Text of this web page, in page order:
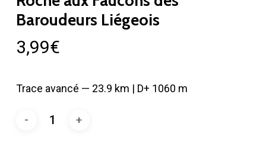
Baroudeurs Liégeois
3,99€
Trace avancé — 23.9 km | D+ 1060 m